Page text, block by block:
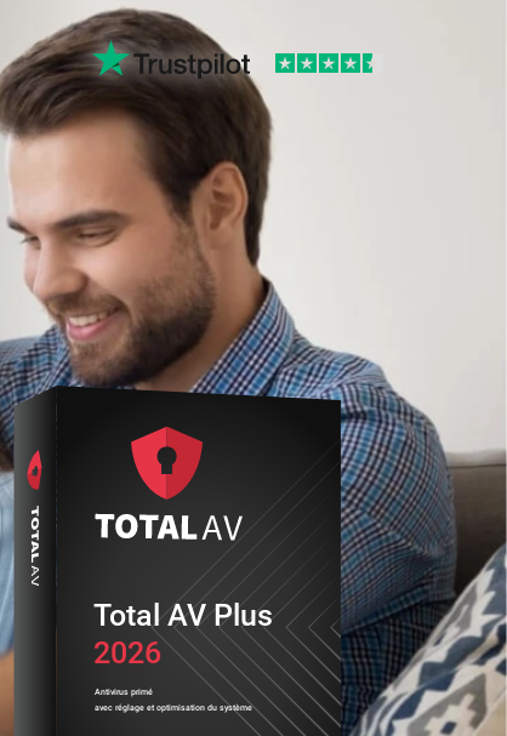
2026
Antivirus primé
avec réglage et optimisation du système
Total AV Plus